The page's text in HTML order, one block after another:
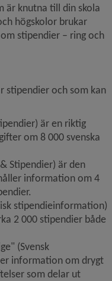
är knutna till din skola
högskolor brukar
stipendier – ring och
stipendier och som kan
är en riktig
om 8 000 svenska
Stipendier) är den
information om 4
stipendieinformation)
2 000 stipendier både
(Svensk
information om drygt
som delar ut